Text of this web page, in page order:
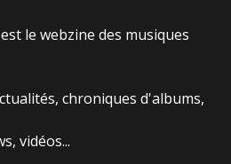
le webzine des musiques
chroniques d'albums,
vidéos...